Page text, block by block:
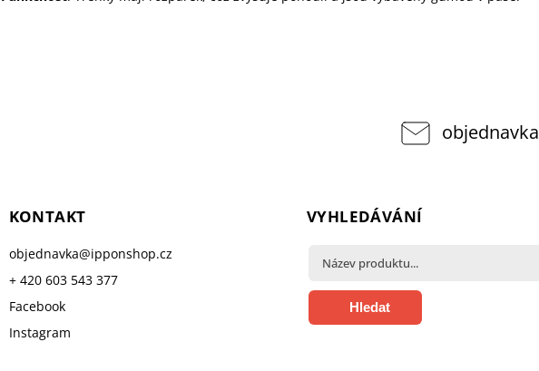
objednavka
KONTAKT
objednavka@ipponshop.cz
+ 420 603 543 377
Facebook
Instagram
VYHLEDÁVÁNÍ
Hledat